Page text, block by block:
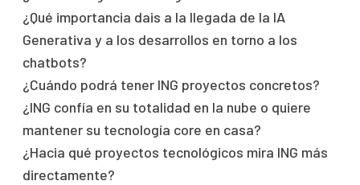
¿Qué importancia dais a la llegada de la IA
Generativa y a los desarrollos en torno a los
chatbots?
¿Cuándo podrá tener ING proyectos concretos?
¿ING confía en su totalidad en la nube o quiere
mantener su tecnología core en casa?
¿Hacia qué proyectos tecnológicos mira ING más
directamente?